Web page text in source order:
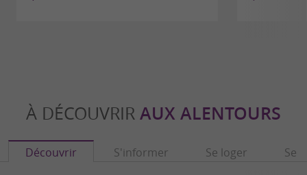
À DÉCOUVRIR AUX ALENTOURS
Découvrir S'informer Se loger Se